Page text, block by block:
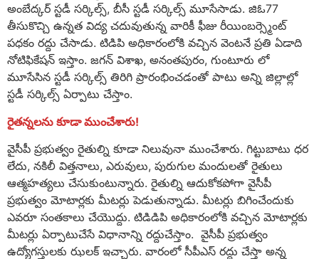
అంబేద్కర్ స్టడీ సర్కిల్స్, బీసీ స్టడీ సర్కిల్స్ మూసేసాడు. జిఓ77
తీసుకొచ్చి ఉన్నత విద్య చదువుతున్న వారికీ ఫీజు రీయింబర్స్మెంట్
పధకం రద్దు చేసాడు. టిడిపి అధికారంలోకి వచ్చిన వెంటనే ప్రతి ఏడాది
నోటిఫికేషన్ ఇస్తాం. జగన్ విశాఖ, అనంతపురం, గుంటూరు లో
మూసేసిన స్టడీ సర్కిల్స్ తిరిగి ప్రారంభించడంతో పాటు అన్ని జిల్లాల్లో
స్టడీ సర్కిల్స్ ఏర్పాటు చేస్తాం.
రైతన్నలను కూడా ముంచేశారు!
వైసీపీ ప్ర‌భుత్వం రైతుల్ని కూడా నిలువునా ముంచేశారు. గిట్టుబాటు ధర
లేదు, నకిలీ విత్తనాలు, ఎరువులు, పురుగుల మందులతో రైతులు
ఆత్మహత్యలు చేసుకుంటున్నారు. రైతుల్ని ఆదుకోకపోగా వైసీపీ
ప్ర‌భుత్వం మోటార్లకు మీటర్లు పెడుతున్నాడు. మీటర్లు బిగించేందుకు
ఎవరూ సంతకాలు చేయొద్దు. టిడిడిపి అధికారంలోకి వచ్చిన మోటార్లకు
మీటర్లు ఏర్పాటుచేసే విధానాన్ని రద్దుచేస్తాం. వైసీపీ ప్ర‌భుత్వం
ఉద్యోగస్తులకు ఝలక్ ఇచ్చారు. వారంలో సీపీఎస్ రద్దు చేస్తా అన్న